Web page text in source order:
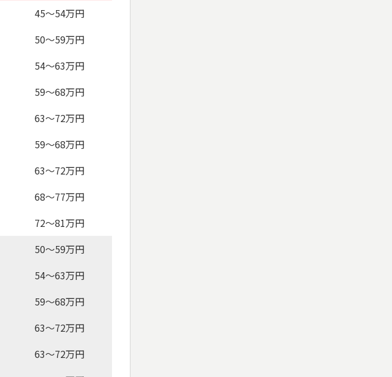
45～54万円
50～59万円
54～63万円
59～68万円
63～72万円
59～68万円
63～72万円
68～77万円
72～81万円
50～59万円
54～63万円
59～68万円
63～72万円
63～72万円